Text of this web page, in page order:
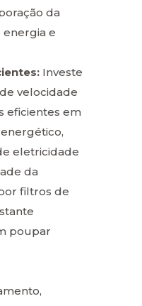
da
energia e
Investe
velocidade
eficientes em
eletricidade
da
filtros de
poupar